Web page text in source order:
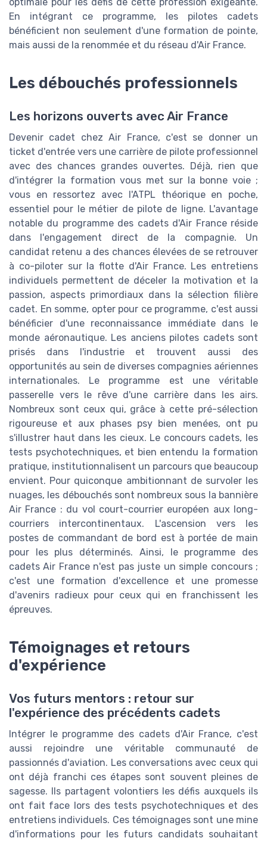
En intégrant ce programme, les pilotes cadets
bénéficient non seulement d'une formation de pointe,
mais aussi de la renommée et du réseau d'Air France.
Les débouchés professionnels
Les horizons ouverts avec Air France
Devenir cadet chez Air France, c'est se donner un
ticket d'entrée vers une carrière de pilote professionnel
avec des chances grandes ouvertes. Déjà, rien que
d'intégrer la formation vous met sur la bonne voie ;
vous en ressortez avec l'ATPL théorique en poche,
essentiel pour le métier de pilote de ligne. L'avantage
notable du programme des cadets d'Air France réside
dans l'engagement direct de la compagnie. Un
candidat retenu a des chances élevées de se retrouver
à co-piloter sur la flotte d'Air France. Les entretiens
individuels permettent de déceler la motivation et la
passion, aspects primordiaux dans la sélection filière
cadet. En somme, opter pour ce programme, c'est aussi
bénéficier d'une reconnaissance immédiate dans le
monde aéronautique. Les anciens pilotes cadets sont
prisés dans l'industrie et trouvent aussi des
opportunités au sein de diverses compagnies aériennes
internationales. Le programme est une véritable
passerelle vers le rêve d'une carrière dans les airs.
Nombreux sont ceux qui, grâce à cette pré-sélection
rigoureuse et aux phases psy bien menées, ont pu
s'illustrer haut dans les cieux. Le concours cadets, les
tests psychotechniques, et bien entendu la formation
pratique, institutionnalisent un parcours que beaucoup
envient. Pour quiconque ambitionnant de survoler les
nuages, les débouchés sont nombreux sous la bannière
Air France : du vol court-courrier européen aux long-
courriers intercontinentaux. L'ascension vers les
postes de commandant de bord est à portée de main
pour les plus déterminés. Ainsi, le programme des
cadets Air France n'est pas juste un simple concours ;
c'est une formation d'excellence et une promesse
d'avenirs radieux pour ceux qui en franchissent les
épreuves.
Témoignages et retours
d'expérience
Vos futurs mentors : retour sur
l'expérience des précédents cadets
Intégrer le programme des cadets d'Air France, c'est
aussi rejoindre une véritable communauté de
passionnés d'aviation. Les conversations avec ceux qui
ont déjà franchi ces étapes sont souvent pleines de
sagesse. Ils partagent volontiers les défis auxquels ils
ont fait face lors des tests psychotechniques et des
entretiens individuels. Ces témoignages sont une mine
d'informations pour les futurs candidats souhaitant